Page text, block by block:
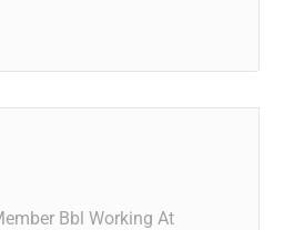
Bbl Working At